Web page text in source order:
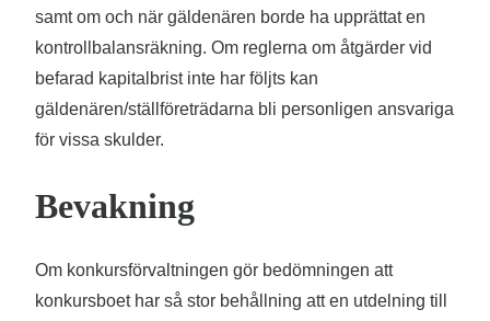
samt om och när gäldenären borde ha upprättat en
kontrollbalansräkning. Om reglerna om åtgärder vid
befarad kapitalbrist inte har följts kan
gäldenären/ställföreträdarna bli personligen ansvariga
för vissa skulder.
Bevakning
Om konkursförvaltningen gör bedömningen att
konkursboet har så stor behållning att en utdelning till